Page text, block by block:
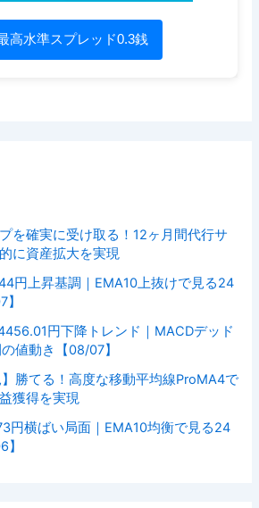
高水準スプレッド0.3銭
を確実に受け取る！12ヶ月間代行サ
に資産拡大を実現
円上昇基調｜EMA10上抜けで見る24
円下降トレンド｜MACDデッド
値動き【08/07】
】勝てる！高度な移動平均線ProMA4で
獲得を実現
円横ばい局面｜EMA10均衡で見る24